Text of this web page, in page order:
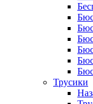
Трусики